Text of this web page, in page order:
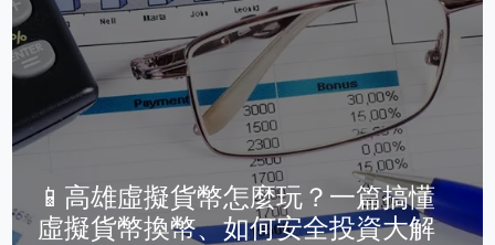
📱高雄虛擬貨幣怎麼玩？一篇搞懂
虛擬貨幣換幣、如何安全投資大解